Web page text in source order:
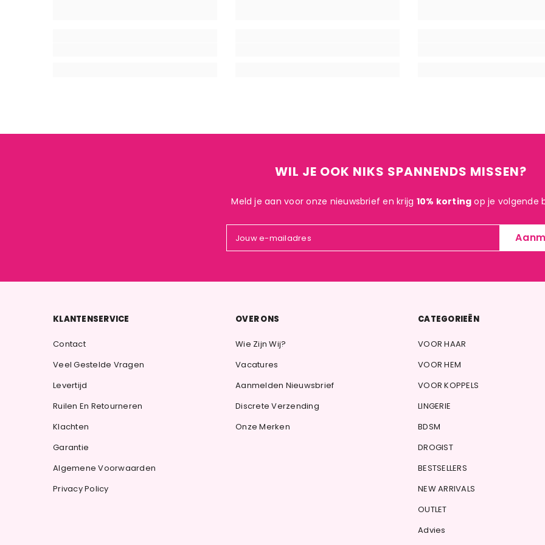
WIL JE OOK NIKS SPANNENDS MISSEN?
Meld je aan voor onze nieuwsbrief en krijg 10% korting op je volgende
Jouw e-mailadres
KLANTENSERVICE
Contact
Veel Gestelde Vragen
Levertijd
Ruilen En Retourneren
Klachten
Garantie
Algemene Voorwaarden
Privacy Policy
OVER ONS
Wie Zijn Wij?
Vacatures
Aanmelden Nieuwsbrief
Discrete Verzending
Onze Merken
CATEGORIEËN
VOOR HAAR
VOOR HEM
VOOR KOPPELS
LINGERIE
BDSM
DROGIST
BESTSELLERS
NEW ARRIVALS
OUTLET
Advies